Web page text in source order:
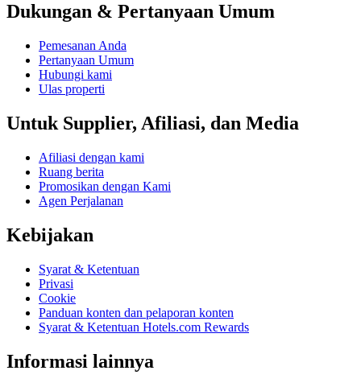
Dukungan & Pertanyaan Umum
Pemesanan Anda
Pertanyaan Umum
Hubungi kami
Ulas properti
Untuk Supplier, Afiliasi, dan Media
Afiliasi dengan kami
Ruang berita
Promosikan dengan Kami
Agen Perjalanan
Kebijakan
Syarat & Ketentuan
Privasi
Cookie
Panduan konten dan pelaporan konten
Syarat & Ketentuan Hotels.com Rewards
Informasi lainnya